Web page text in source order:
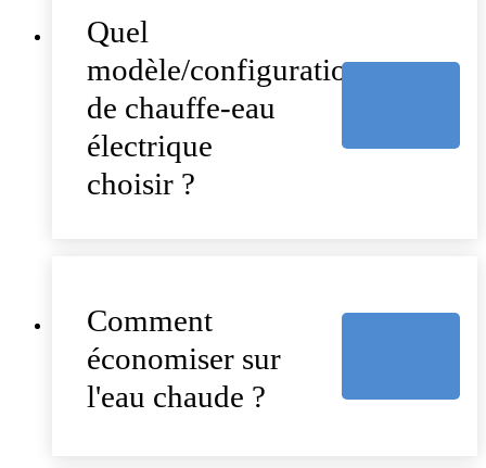
Quel
modèle/configuration
de chauffe-eau
électrique
choisir ?
Comment
économiser sur
l'eau chaude ?